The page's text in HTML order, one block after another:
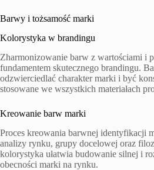
Barwy i tożsamość marki
Kolorystyka w brandingu
Zharmonizowanie barw z wartościami i
fundamentem skutecznego brandingu.
odzwierciedlać charakter marki i być
stosowane we wszystkich materiałach
Kreowanie barw marki
Proces kreowania barwnej identyfikacji
analizy rynku, grupy docelowej oraz
kolorystyka ułatwia budowanie silnej i
obecności marki na rynku.